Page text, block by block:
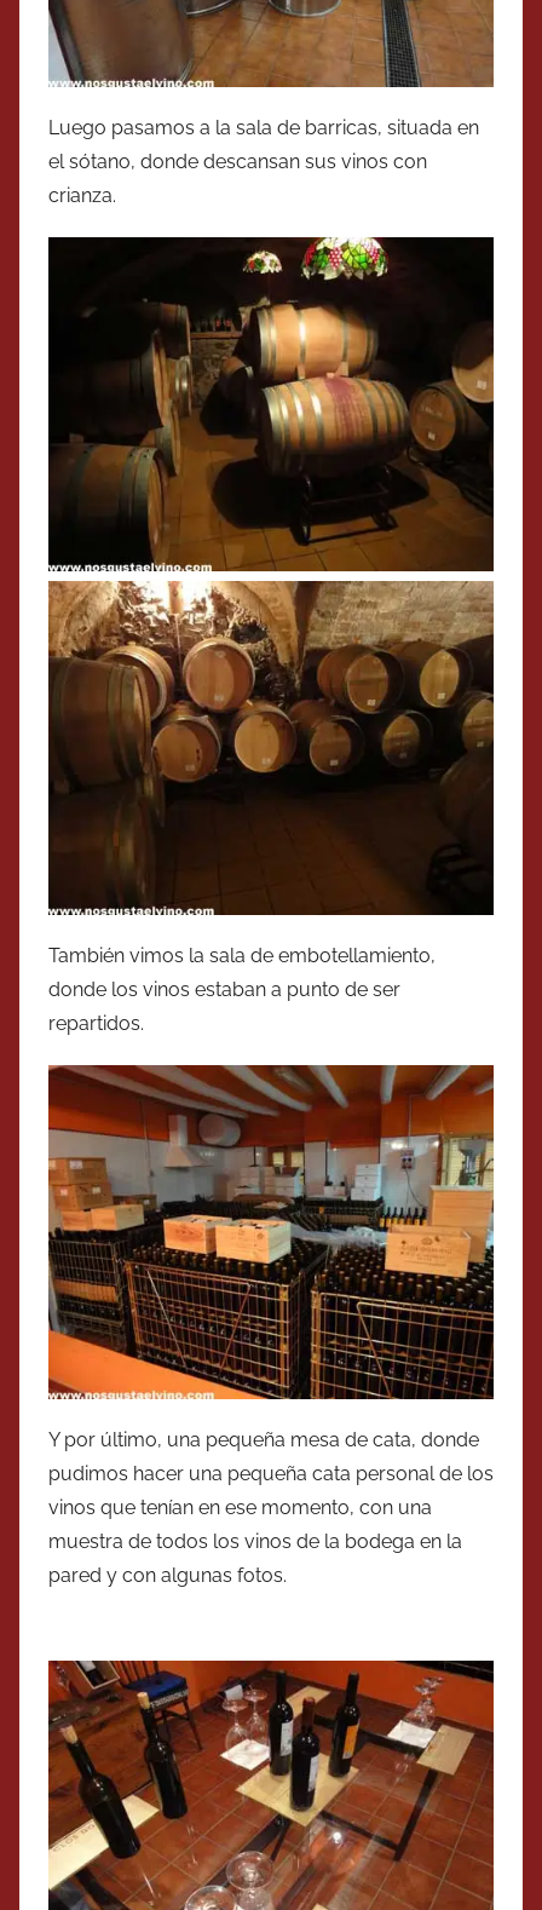
Luego pasamos a la sala de barricas, situada en
el sótano, donde descansan sus vinos con
crianza.
También vimos la sala de embotellamiento,
donde los vinos estaban a punto de ser
repartidos.
Y por último, una pequeña mesa de cata, donde
pudimos hacer una pequeña cata personal de los
vinos que tenían en ese momento, con una
muestra de todos los vinos de la bodega en la
pared y con algunas fotos.